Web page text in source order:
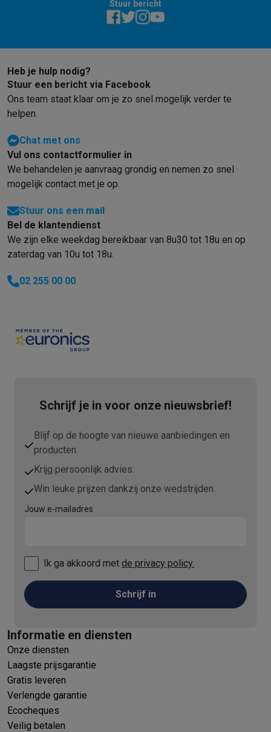
Stuur bericht
Heb je hulp nodig?
Stuur een bericht via Facebook
Ons team staat klaar om je zo snel mogelijk verder te
helpen.
Chat met ons
Vul ons contactformulier in
We behandelen je aanvraag grondig en nemen zo snel
mogelijk contact met je op.
Stuur ons een mail
Bel de klantendienst
We zijn elke weekdag bereikbaar van 8u30 tot 18u en op
zaterdag van 10u tot 18u.
02 255 00 00
Schrijf je in voor onze nieuwsbrief!
Blijf op de hoogte van nieuwe aanbiedingen en
producten.
Krijg persoonlijk advies.
Win leuke prijzen dankzij onze wedstrijden.
Jouw e-mailadres
Ik ga akkoord met de privacy policy.
Schrijf in
Informatie en diensten
Onze diensten
Laagste prijsgarantie
Gratis leveren
Verlengde garantie
Ecocheques
Veilig betalen